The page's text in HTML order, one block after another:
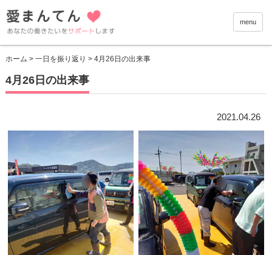
愛まん
menu
ホーム > 一日を振り返り > 4月26日の出来事
4月26日の出来事
2021.04.26